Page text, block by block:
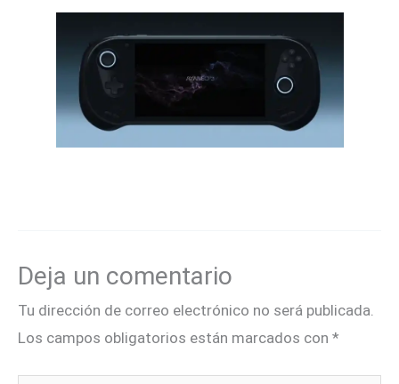
Deja un comentario
Tu dirección de correo electrónico no será publicada.
Los campos obligatorios están marcados con *